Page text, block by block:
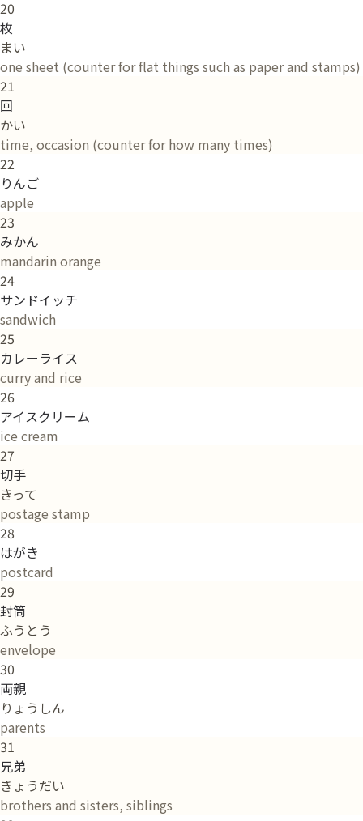
20
枚
まい
one sheet (counter for flat things such as paper and stamps)
21
回
かい
time, occasion (counter for how many times)
22
りんご
apple
23
みかん
mandarin orange
24
サンドイッチ
sandwich
25
カレーライス
curry and rice
26
アイスクリーム
ice cream
27
切手
きって
postage stamp
28
はがき
postcard
29
封筒
ふうとう
envelope
30
両親
りょうしん
parents
31
兄弟
きょうだい
brothers and sisters, siblings